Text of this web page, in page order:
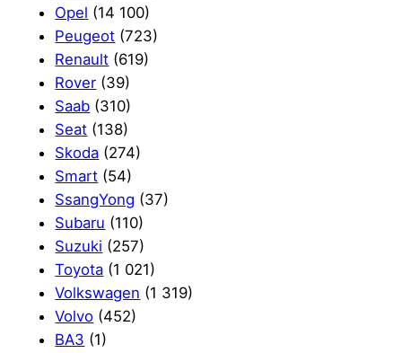
Opel (14 100)
Peugeot (723)
Renault (619)
Rover (39)
Saab (310)
Seat (138)
Skoda (274)
Smart (54)
SsangYong (37)
Subaru (110)
Suzuki (257)
Toyota (1 021)
Volkswagen (1 319)
Volvo (452)
ВАЗ (1)